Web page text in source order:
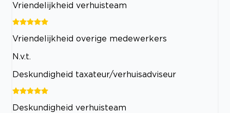
Vriendelijkheid verhuisteam
Vriendelijkheid overige medewerkers
N.v.t.
Deskundigheid taxateur/verhuisadviseur
Deskundigheid verhuisteam